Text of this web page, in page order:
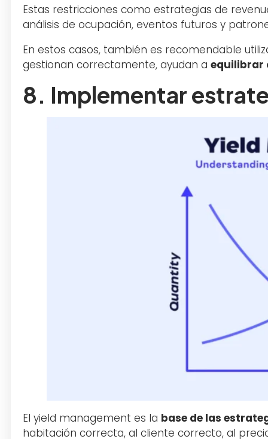
Estas restricciones como estrategias de
análisis de ocupación, eventos futuros y
En estos casos, también es recomendable
gestionan correctamente, ayudan a equilibrar
8. Implementar
El yield management es la base de las
habitación correcta, al cliente correcto, al